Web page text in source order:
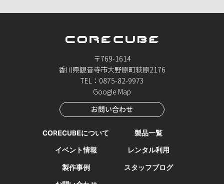
〒769-1614
香川県観音寺市大野原町萩原2176
TEL：0875-82-9973
Google Map
お問い合わせ
CORECUBEについて
製品一覧
イベント情報
レンタル利用
製作事例
スタッフブログ